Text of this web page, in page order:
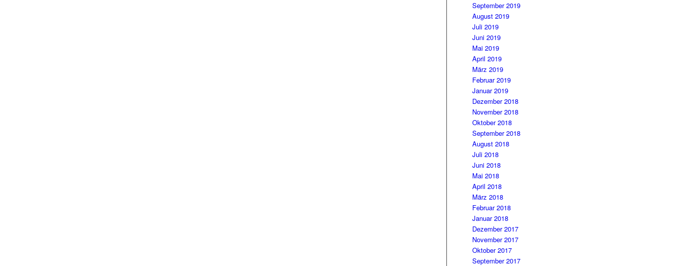
September 2019
August 2019
Juli 2019
Juni 2019
Mai 2019
April 2019
März 2019
Februar 2019
Januar 2019
Dezember 2018
November 2018
Oktober 2018
September 2018
August 2018
Juli 2018
Juni 2018
Mai 2018
April 2018
März 2018
Februar 2018
Januar 2018
Dezember 2017
November 2017
Oktober 2017
September 2017